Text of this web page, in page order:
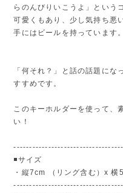
らのんびりいこうよ」という
可愛くもあり、少し気持ち悪
手にはビールを持っています。
「何それ？」と話の話題にな
すすめです。
このキーホルダーを使って、
い！
◾️サイズ
・縦7cm （リング含む）x